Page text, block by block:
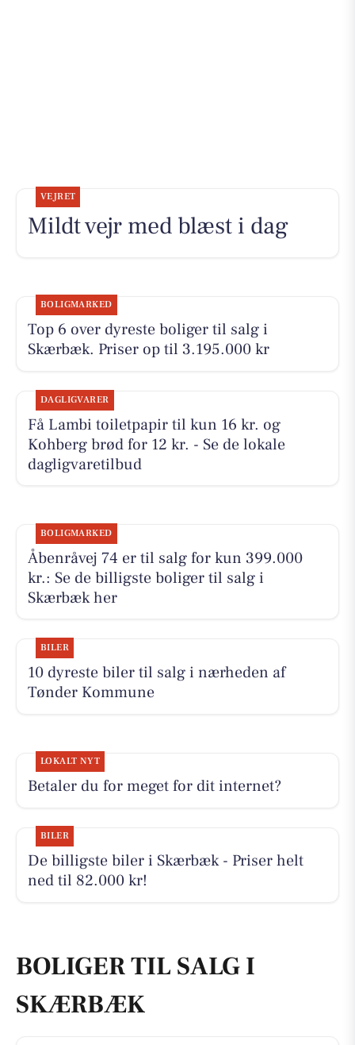
VEJRET
Mildt vejr med blæst i dag
BOLIGMARKED
Top 6 over dyreste boliger til salg i
Skærbæk. Priser op til 3.195.000 kr
DAGLIGVARER
Få Lambi toiletpapir til kun 16 kr. og
Kohberg brød for 12 kr. - Se de lokale
dagligvaretilbud
BOLIGMARKED
Åbenråvej 74 er til salg for kun 399.000
kr.: Se de billigste boliger til salg i
Skærbæk her
BILER
10 dyreste biler til salg i nærheden af
Tønder Kommune
LOKALT NYT
Betaler du for meget for dit internet?
BILER
De billigste biler i Skærbæk - Priser helt
ned til 82.000 kr!
BOLIGER TIL SALG I
SKÆRBÆK